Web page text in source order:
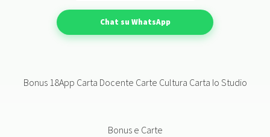
Chat su WhatsApp
Bonus 18App Carta Docente Carte Cultura Carta Io Studio
Bonus e Carte